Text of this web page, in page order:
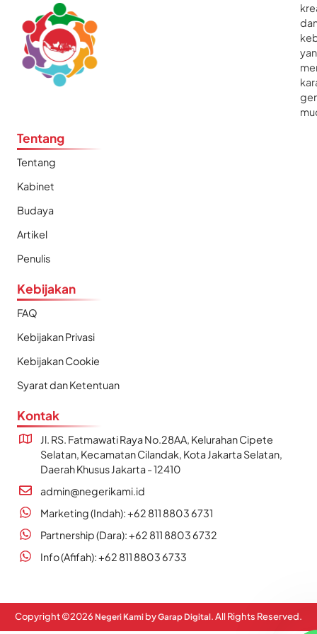
Tentang
Tentang
Kabinet
Budaya
Artikel
Penulis
Kebijakan
FAQ
Kebijakan Privasi
Kebijakan Cookie
Syarat dan Ketentuan
Kontak
Jl. RS. Fatmawati Raya No.28AA, Kelurahan Cipete
Selatan, Kecamatan Cilandak, Kota Jakarta Selatan,
Daerah Khusus Jakarta - 12410
admin@negerikami.id
Marketing (Indah): +62 811 8803 6731
Partnership (Dara): +62 811 8803 6732
Info (Afifah): +62 811 8803 6733
Copyright ©2026 Negeri Kami byGarap Digital. All Rights Reserved.